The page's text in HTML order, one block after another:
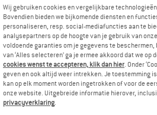
HANDSCHOENEN &
OEPS! MOMENTEEL
maar we kunnen alternatieven
Wij gebruiken cookies en vergelijkbare
Bovendien bieden we bijkomende diensten en
personaliseren, resp. social-mediafuncties aan te
analysepartners op de hoogte van je gebruik van
voldoende garanties om je gegevens te
van ‘Alles selecteren’ ga je ermee akkoord dat we op
cookies wenst te accepteren, klik dan hier . Onder
geven en ook altijd weer intrekken. Je toestemming
kan op elk moment worden ingetrokken of voor de
onze website. Uitgebreide informatie hierover,
privacyverklaring